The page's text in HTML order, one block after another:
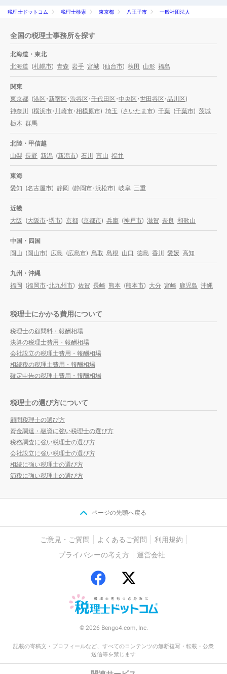
税理士ドットコム 税理士検索 東京都 八王子市 一般社団法人
全国の税理士事務所を探す
北海道・東北
北海道 (札幌市) 青森 岩手 宮城 (仙台市) 秋田 山形 福島
関東
東京都 (港区・新宿区・渋谷区・千代田区・中央区・世田谷区・品川区)
神奈川
(横浜市・川崎市・相模原市) 埼玉 (さいたま市) 千葉 (千葉市) 茨城
栃木 群馬
北陸・甲信越
山梨 長野 新潟 (新潟市) 石川 富山 福井
東海
愛知 (名古屋市) 静岡 (静岡市・浜松市) 岐阜 三重
近畿
大阪 (大阪市・堺市) 京都 (京都市) 兵庫 (神戸市) 滋賀 奈良 和歌山
中国・四国
岡山 (岡山市) 広島 (広島市) 鳥取 島根 山口 徳島 香川 愛媛 高知
九州・沖縄
福岡 (福岡市・北九州市) 佐賀 長崎 熊本 (熊本市) 大分 宮崎 鹿児島 沖縄
税理士にかかる費用について
税理士の顧問料・報酬相場
決算の税理士費用・報酬相場
会社設立の税理士費用・報酬相場
相続税の税理士費用・報酬相場
確定申告の税理士費用・報酬相場
税理士の選び方について
顧問税理士の選び方
資金調達・融資に強い税理士の選び方
税務調査に強い税理士の選び方
会社設立に強い税理士の選び方
相続に強い税理士の選び方
節税に強い税理士の選び方
ページの先頭へ戻る
ご意見・ご質問 よくあるご質問
利用規約
プライバシーの考え方
運営会社
© 2026 Bengo4.com, Inc.
記載の寄稿文・プロフィールなど、すべてのコンテンツの無断複写・転載・公衆
送信等を禁じます